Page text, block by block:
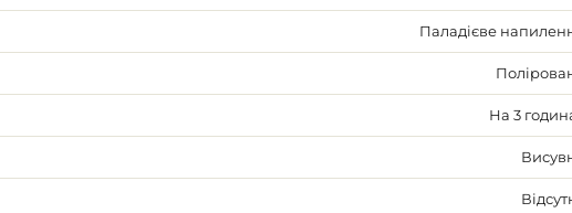
Паладієве
На 3